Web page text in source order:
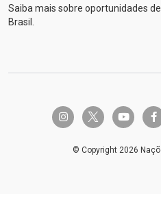
Saiba mais sobre oportunidades
Brasil.
instagramtwitter-x youtube
© Copyright 2026